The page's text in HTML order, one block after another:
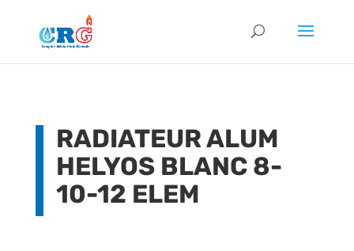
RADIATEUR ALUM
HELYOS BLANC 8-
10-12 ELEM